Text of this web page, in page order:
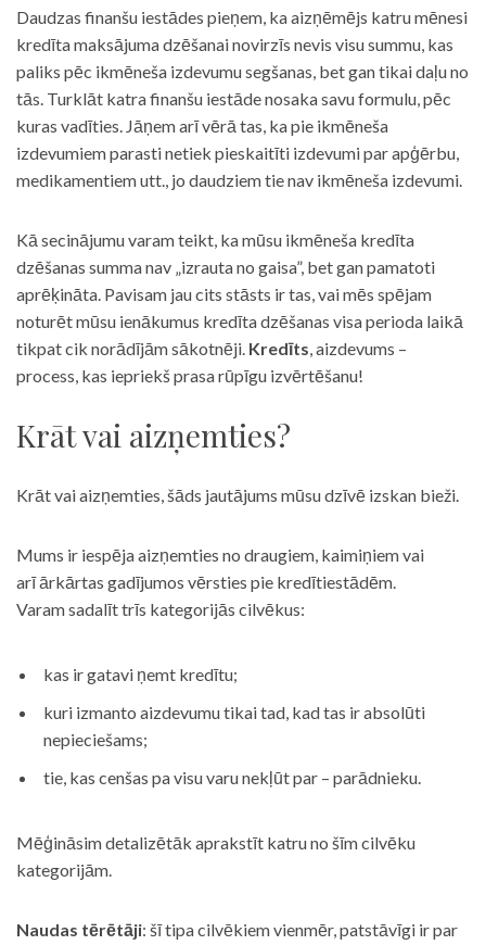
Daudzas finanšu iestādes pieņem, ka aizņēmējs katru mēnesi
kredīta maksājuma dzēšanai novirzīs nevis visu summu, kas
paliks pēc ikmēneša izdevumu segšanas, bet gan tikai daļu no
tās. Turklāt katra finanšu iestāde nosaka savu formulu, pēc
kuras vadīties. Jāņem arī vērā tas, ka pie ikmēneša
izdevumiem parasti netiek pieskaitīti izdevumi par apģērbu,
medikamentiem utt., jo daudziem tie nav ikmēneša izdevumi.
Kā secinājumu varam teikt, ka mūsu ikmēneša kredīta
dzēšanas summa nav „izrauta no gaisa”, bet gan pamatoti
aprēķināta. Pavisam jau cits stāsts ir tas, vai mēs spējam
noturēt mūsu ienākumus kredīta dzēšanas visa perioda laikā
tikpat cik norādījām sākotnēji. Kredīts, aizdevums –
process, kas iepriekš prasa rūpīgu izvērtēšanu!
Krāt vai aizņemties?
Krāt vai aizņemties, šāds jautājums mūsu dzīvē izskan bieži.
Mums ir iespēja aizņemties no draugiem, kaimiņiem vai
arī ārkārtas gadījumos vērsties pie kredītiestādēm.
Varam sadalīt trīs kategorijās cilvēkus:
kas ir gatavi ņemt kredītu;
kuri izmanto aizdevumu tikai tad, kad tas ir absolūti
nepieciešams;
tie, kas cenšas pa visu varu nekļūt par – parādnieku.
Mēģināsim detalizētāk aprakstīt katru no šīm cilvēku
kategorijām.
Naudas tērētāji: šī tipa cilvēkiem vienmēr, patstāvīgi ir par